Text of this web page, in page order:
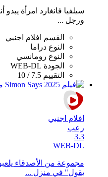
سيلفيا فانغارد امرأة
ورجل ...
القسم
افلام اجنبي
النوع دراما
النوع رومانسي
الجودة WEB-DL
التقييم 7.5 / 10
افلام اجنبي
رعب
3.3
WEB-DL
مجموعة من الأصدقاء
يقول" في منزلٍ ...